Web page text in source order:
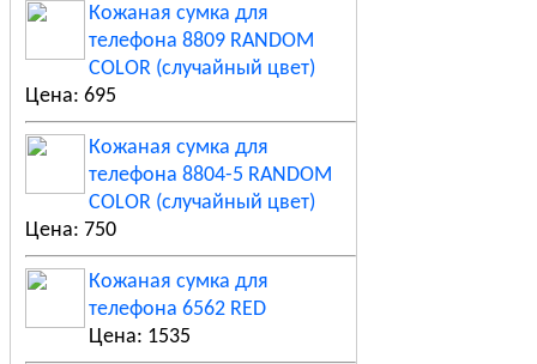
Кожаная сумка для
телефона 8809 RANDOM
COLOR (случайный цвет)
Цена: 695
Кожаная сумка для
телефона 8804-5 RANDOM
COLOR (случайный цвет)
Цена: 750
Кожаная сумка для
телефона 6562 RED
Цена: 1535